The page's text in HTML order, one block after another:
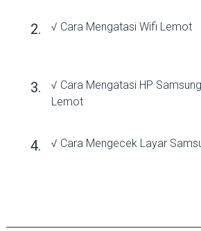
√ Cara Mengatasi Wifi Lemot
√ Cara Mengatasi HP Samsung
Lemot
√ Cara Mengecek Layar